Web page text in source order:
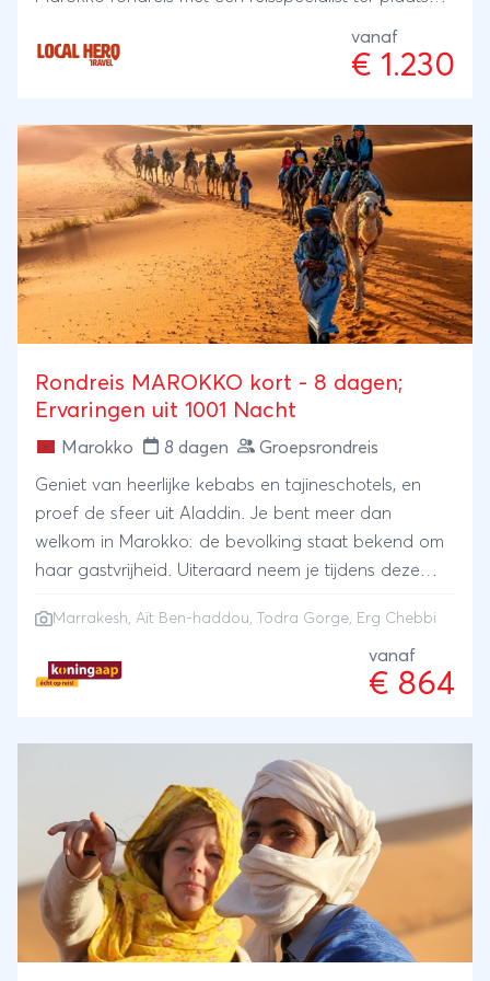
ervaring en kennis regelen zij je reis: kleinschalig en
vanaf
€ 1.230
Rondreis MAROKKO kort - 8 dagen;
Ervaringen uit 1001 Nacht
Marokko 8 dagen Groepsrondreis
Geniet van heerlijke kebabs en tajineschotels, en
proef de sfeer uit Aladdin. Je bent meer dan
welkom in Marokko: de bevolking staat bekend om
haar gastvrijheid. Uiteraard neem je tijdens deze
van Marrakesh, met haar kleurrijke souks, moskeeën
en paleizen. Je verkent de kasba Aït Ben-haddou,
de wonderschone Todrakloof en ervaart de Sahara
Ontdek het mooiste van Zuid-Marokko!
Marrakesh, Aït Ben-haddou, Todra Gorge, Erg Chebbi
vanaf
€ 864